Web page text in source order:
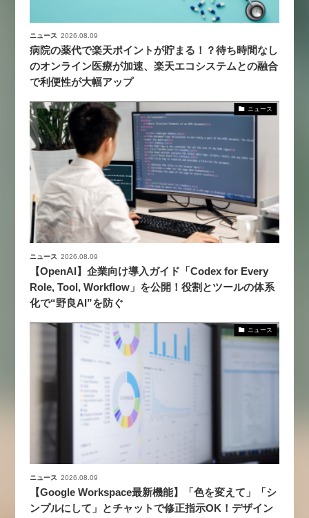
ニュース 2026.08.09
病院の薬代で楽天ポイントが貯まる！？待ち時間なし
のオンライン医療が加速、楽天エコシステムとの融合
で利便性が大幅アップ
ニュース
ニュース 2026.08.09
【OpenAI】企業向け導入ガイド「Codex for Every
Role, Tool, Workflow」を公開！役割とツールの体系
化で“野良AI”を防ぐ
ニュース
ニュース 2026.08.09
【Google Workspace最新機能】「色を変えて」「シ
ンプルにして」とチャットで修正指示OK！デザイン